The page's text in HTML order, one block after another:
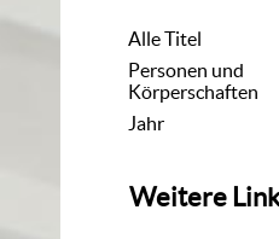
Alle Titel
Personen und
Körperschaften
Jahr
Weitere